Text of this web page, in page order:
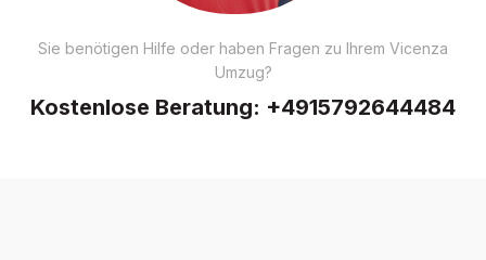
Sie benötigen Hilfe oder haben Fragen zu Ihrem Vicenza
Umzug?
Kostenlose Beratung: +4915792644484